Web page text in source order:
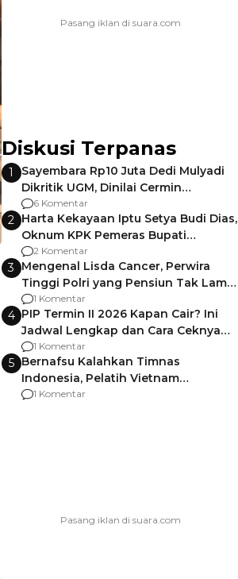
Diskusi Terpanas
1
Sayembara Rp10 Juta Dedi Mulyadi
Dikritik UGM, Dinilai Cermin
Gagalnya Negara Jamin Keamanan
6 Komentar
2 Harta Kekayaan Iptu Setya Budi Dias,
Oknum KPK Pemeras Bupati
Pemalang
2 Komentar
3 Mengenal Lisda Cancer, Perwira
Tinggi Polri yang Pensiun Tak Lama
Usai Jadi Brigjen
1 Komentar
4 PIP Termin II 2026 Kapan Cair? Ini
Jadwal Lengkap dan Cara Ceknya
agar Dana Tidak Hangus!
1 Komentar
5 Bernafsu Kalahkan Timnas
Indonesia, Pelatih Vietnam
Berencana Pakai Jimat di Pakansari
1 Komentar